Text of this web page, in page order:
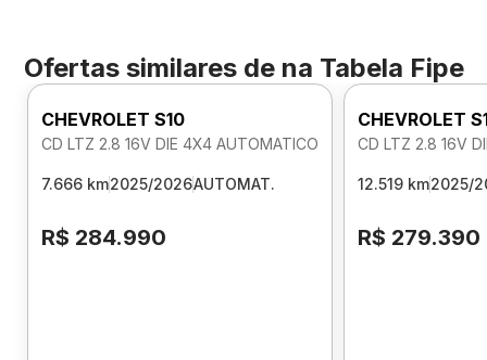
Ofertas similares de na Tabela Fipe
CHEVROLET S10
CD LTZ 2.8 16V DIE 4X4 AUTOMATICO
7.666 km2025/2026AUTOMAT.
R$ 284.990
CHEVROLET
CD LTZ 2.8 16V
12.519 km2025/
R$ 279.390